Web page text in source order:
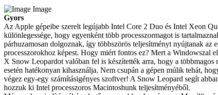
Image
Gyors
Az Apple gépeibe szerelt legújabb Intel Core 2 Duo és Intel Xeon
különlegessége, hogy egyenként több processzormagot is
párhuzamosan dolgoznak, így többszörös teljesítményt nyújtanak az
processzorokhoz képest. Hogy miért fontos ez? Mert a Windowszal
X Snow Leopardot valóban fel is készítették arra, hogy a többmagos
esetén hatékonyan kihasználja. Nem csupán a gépen múlik tehát,
végez egy-egy számításigényes szoftver! A Snow Leopard segít
hozzuk ki Intel processzoros Macintoshunk teljesítményéből.